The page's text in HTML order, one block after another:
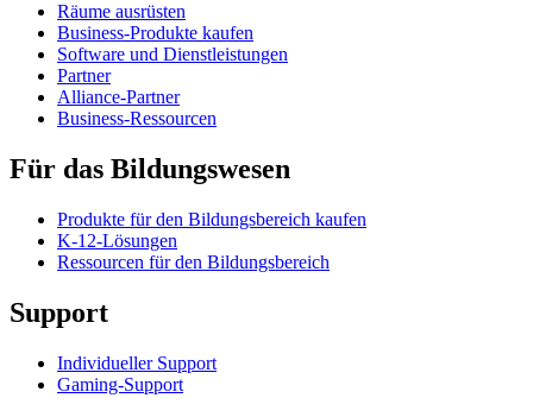
Räume ausrüsten
Business-Produkte kaufen
Software und Dienstleistungen
Partner
Alliance-Partner
Business-Ressourcen
Für das Bildungswesen
Produkte für den Bildungsbereich kaufen
K-12-Lösungen
Ressourcen für den Bildungsbereich
Support
Individueller Support
Gaming-Support